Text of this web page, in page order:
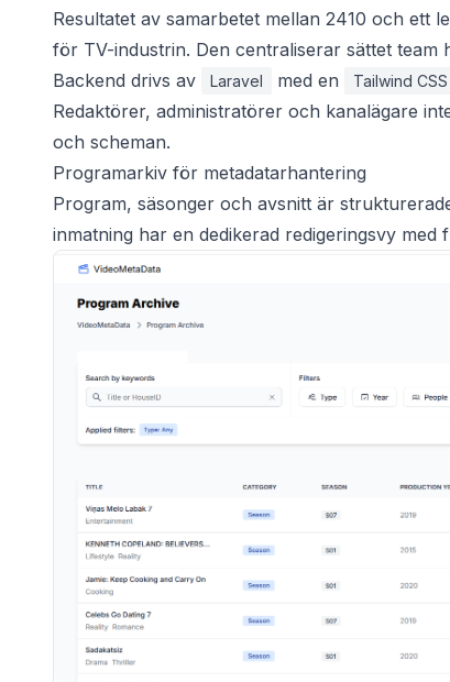
Resultatet av samarbetet mellan 2410 och ett
för TV-industrin. Den centraliserar sättet
Backend drivs av
Laravel med en Tailwind CSS
Redaktörer, administratörer och kanalägare
och scheman.
Programarkiv för metadatarhantering
Program, säsonger och avsnitt är
inmatning har en dedikerad redigeringsvy